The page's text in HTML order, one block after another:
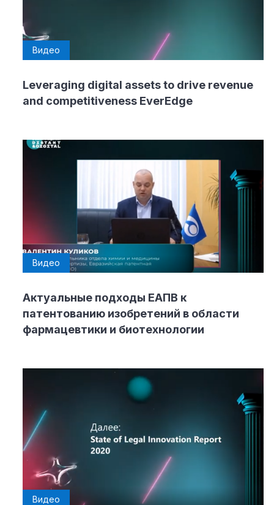
Видео
Leveraging digital assets to drive revenue
and competitiveness EverEdge
Видео
Актуальные подходы ЕАПВ к
патентованию изобретений в области
фармацевтики и биотехнологии
Видео